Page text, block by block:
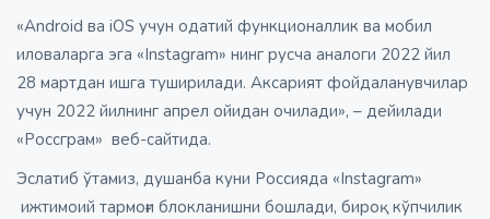
«Android ва iOS учун одатий функционаллик ва мобил
иловаларга эга «Instagram» нинг русча аналоги 2022 йил
28 мартдан ишга туширилади. Аксарият фойдаланувчилар
учун 2022 йилнинг апрел ойидан очилади», – дейилади
«Россграм» веб-сайтида.
Эслатиб ўтамиз, душанба куни Россияда «Instagram»
ижтимоий тармоғи блокланишни бошлади, бироқ кўпчилик